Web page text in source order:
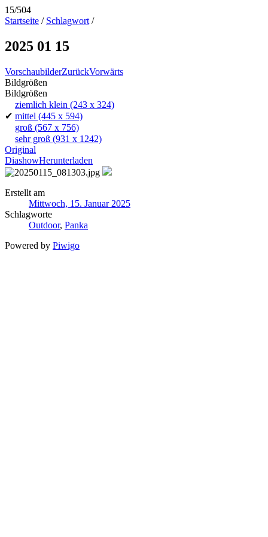
15/504
Startseite / Schlagwort /
2025 01 15
VorschaubilderZurückVorwärts
Bildgrößen
Bildgrößen
ziemlich klein (243 x 324)
✔ mittel (445 x 594)
groß (567 x 756)
sehr groß (931 x 1242)
Original
DiashowHerunterladen
Erstellt am
Mittwoch, 15. Januar 2025
Schlagworte
Outdoor, Panka
Powered by Piwigo